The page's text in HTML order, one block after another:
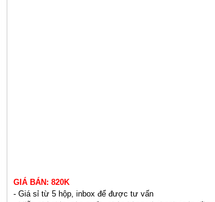
GIÁ BÁN: 820K
- Giá sỉ từ 5 hộp, inbox để được tư vấn